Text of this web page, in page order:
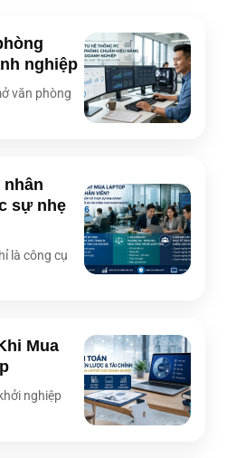
x 1800) OLED 16:10 120Hz/0.2ms,
P3, Glossy display, TÜV Rheinland-
tích hợp, Micro mảng tích hợp
Hello, McAfee®, BIOS Booting
Microsoft Pluton, TPM
nghiệp
văn phòng
nhân
sự nhẹ
là công cụ
Mua
nghiệp